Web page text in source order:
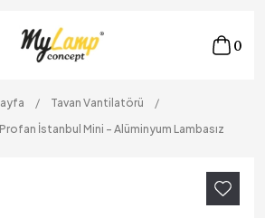
0
Tavan Vantilatörü
Profan İstanbul Mini – Alüminyum Lambasız